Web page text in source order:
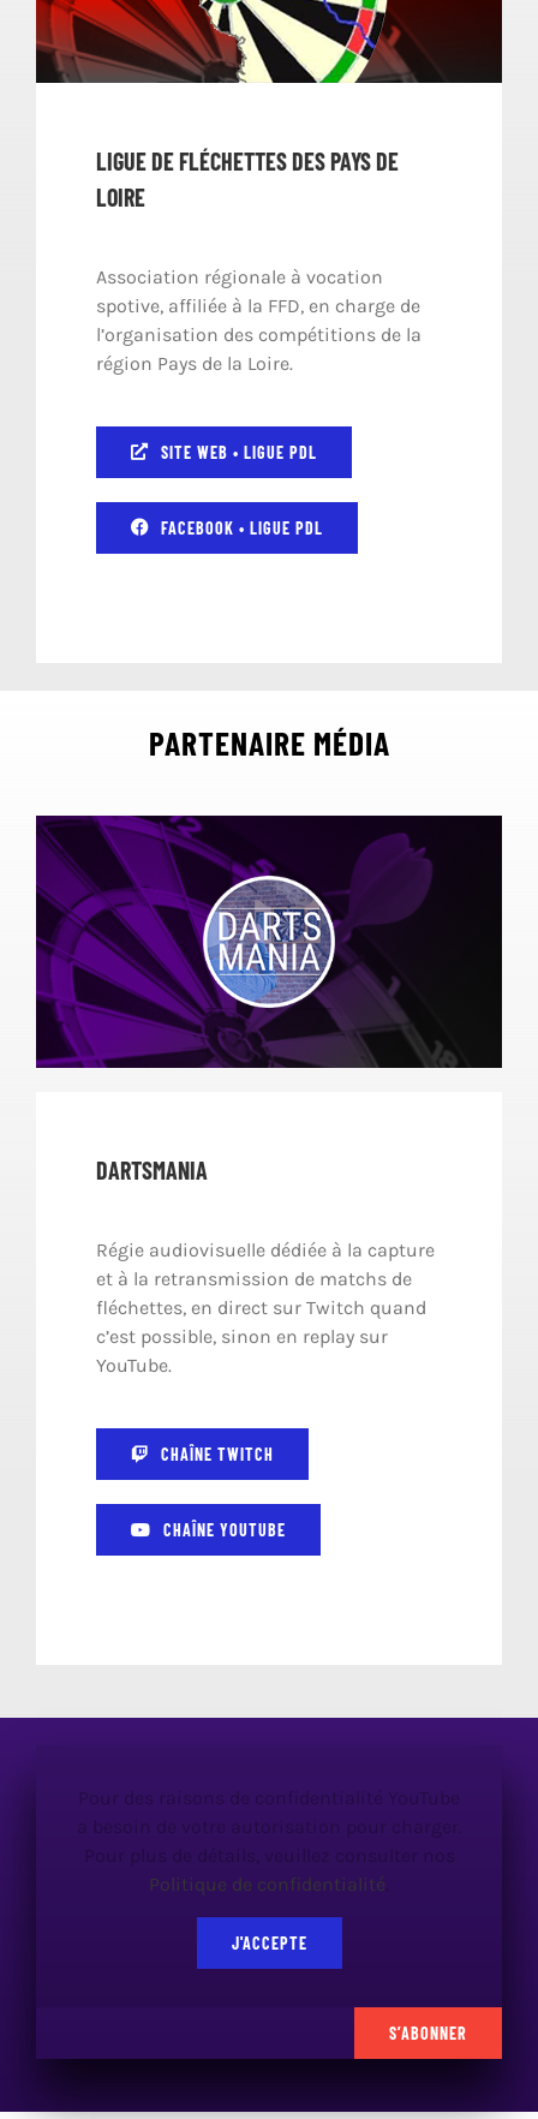
LIGUE DE FLÉCHETTES DES PAYS DE
LOIRE
Association régionale à vocation
spotive, affiliée à la FFD, en charge de
l’organisation des compétitions de la
région Pays de la Loire.
SITE WEB • LIGUE PDL
FACEBOOK • LIGUE PDL
PARTENAIRE MÉDIA
DARTSMANIA
Régie audiovisuelle dédiée à la capture
et à la retransmission de matchs de
fléchettes, en direct sur Twitch quand
c’est possible, sinon en replay sur
YouTube.
CHAÎNE TWITCH
CHAÎNE YOUTUBE
Pour des raisons de confidentialité YouTube
a besoin de votre autorisation pour charger.
Pour plus de détails, veuillez consulter nos
Politique de confidentialité.
J'ACCEPTE
S’ABONNER